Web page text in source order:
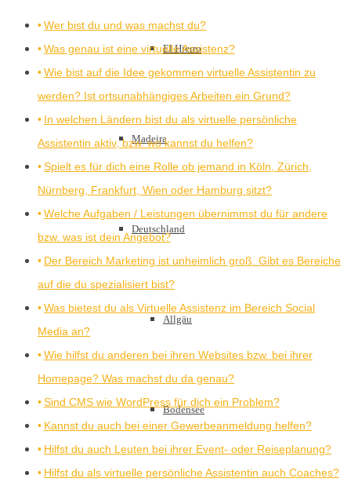
El Hierro
Madeira
Deutschland
Allgäu
Bodensee
Wer bist du und was machst du?
Was genau ist eine virtuelle Assistenz?
Wie bist auf die Idee gekommen virtuelle Assistentin zu
werden? Ist ortsunabhängiges Arbeiten ein Grund?
In welchen Ländern bist du als virtuelle persönliche
Assistentin aktiv, bzw. wo kannst du helfen?
Spielt es für dich eine Rolle ob jemand in Köln, Zürich,
Nürnberg, Frankfurt, Wien oder Hamburg sitzt?
Welche Aufgaben / Leistungen übernimmst du für andere
bzw. was ist dein Angebot?
Der Bereich Marketing ist unheimlich groß. Gibt es Bereiche
auf die du spezialisiert bist?
Was bietest du als Virtuelle Assistenz im Bereich Social
Media an?
Wie hilfst du anderen bei ihren Websites bzw. bei ihrer
Homepage? Was machst du da genau?
Sind CMS wie WordPress für dich ein Problem?
Kannst du auch bei einer Gewerbeanmeldung helfen?
Hilfst du auch Leuten bei ihrer Event- oder Reiseplanung?
Hilfst du als virtuelle persönliche Assistentin auch Coaches?